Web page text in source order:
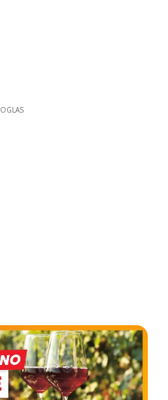
OGLAS